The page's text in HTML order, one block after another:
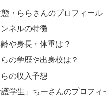
・ららさんのプロフィール
ネルの特徴
や身長・体重は？
の学歴や出身校は？
の収入予想
護学生」ちーさんのプロフィ